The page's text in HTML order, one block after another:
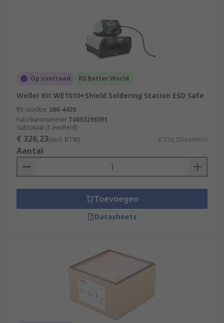
Op voorraad RS Better World
Weller Kit WE1010+Shield Soldering Station ESD Safe
RS-stocknr. 286-4439
Fabrikantnummer T0053298391
Subtotaal (1 eenheid)
€ 326,23(excl. BTW) € 326,23/eenheid
Aantal
Toevoegen
Datasheets